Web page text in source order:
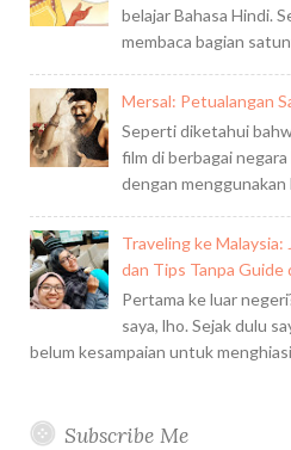
belajar Bahasa Hindi.
membaca bagian
Mersal: Petualangan
Seperti diketahui
film di berbagai
dengan menggunakan
Traveling ke Malaysia:
dan Tips Tanpa Guide
Pertama ke luar
saya, lho. Sejak dulu
belum kesampaian untuk menghiasi
Subscribe Me